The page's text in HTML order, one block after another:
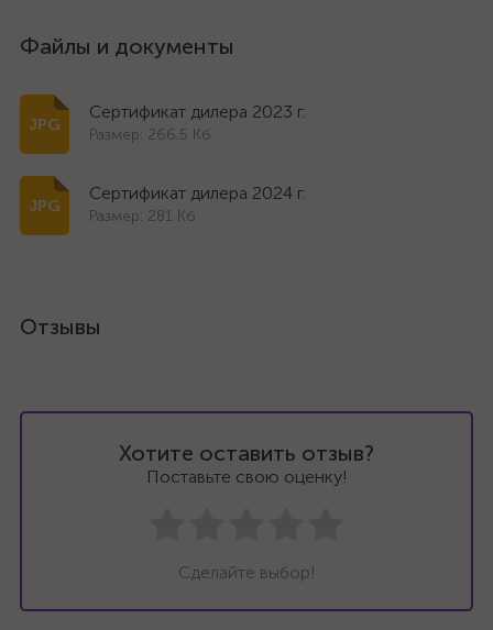
Файлы и документы
Сертификат дилера 2023 г.
Размер: 266.5 Кб
Сертификат дилера 2024 г.
Размер: 281 Кб
Отзывы
Хотите оставить отзыв?
Поставьте свою оценку!
Сделайте выбор!